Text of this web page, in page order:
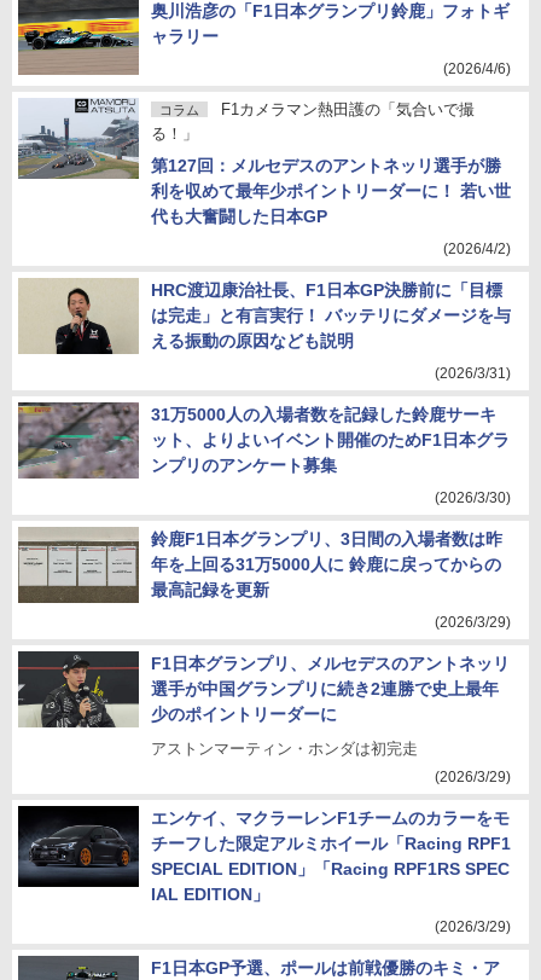
奥川浩彦の「F1日本グランプリ鈴鹿」フォトギ
ャラリー
(2026/4/6)
コラム
F1カメラマン熱田護の「気合いで撮
る！」
第127回：メルセデスのアントネッリ選手が勝
利を収めて最年少ポイントリーダーに！ 若い世
代も大奮闘した日本GP
(2026/4/2)
HRC渡辺康治社長、F1日本GP決勝前に「目標
は完走」と有言実行！ バッテリにダメージを与
える振動の原因なども説明
(2026/3/31)
31万5000人の入場者数を記録した鈴鹿サーキ
ット、よりよいイベント開催のためF1日本グラ
ンプリのアンケート募集
(2026/3/30)
鈴鹿F1日本グランプリ、3日間の入場者数は昨
年を上回る31万5000人に 鈴鹿に戻ってからの
最高記録を更新
(2026/3/29)
F1日本グランプリ、メルセデスのアントネッリ
選手が中国グランプリに続き2連勝で史上最年
少のポイントリーダーに
アストンマーティン・ホンダは初完走
(2026/3/29)
エンケイ、マクラーレンF1チームのカラーをモ
チーフした限定アルミホイール「Racing RPF1
SPECIAL EDITION」「Racing RPF1RS SPEC
IAL EDITION」
(2026/3/29)
F1日本GP予選、ポールは前戦優勝のキミ・ア